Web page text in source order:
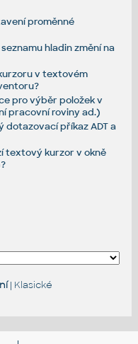
proměnné
hladin změní na
v textovém
pro výběr položek v
pracovní roviny ad.)
dotazovací příkaz ADT a
textový kurzor v okně
| Klasické